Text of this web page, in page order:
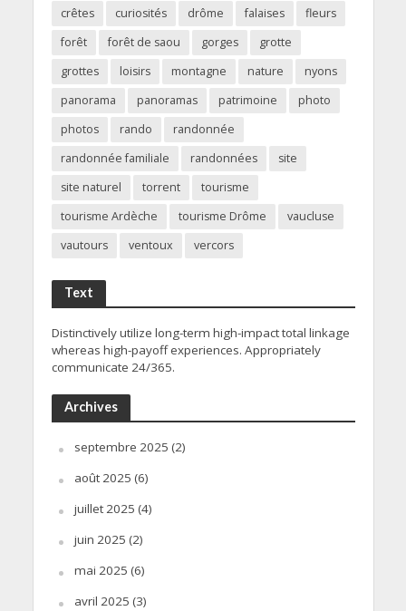
crêtes
curiosités drôme falaises
fleurs
forêt
forêt de saou gorges
grotte
grottes
loisirs montagne nature
nyons
panorama
panoramas patrimoine
photo
photos
rando
randonnée
randonnée familiale
randonnées
site
site naturel
torrent
tourisme
tourisme Ardèche
tourisme Drôme
vaucluse
vautours
ventoux vercors
Text
Distinctively utilize long-term high-impact total linkage
whereas high-payoff experiences. Appropriately
communicate 24/365.
Archives
septembre 2025 (2)
août 2025 (6)
juillet 2025 (4)
juin 2025 (2)
mai 2025 (6)
avril 2025 (3)